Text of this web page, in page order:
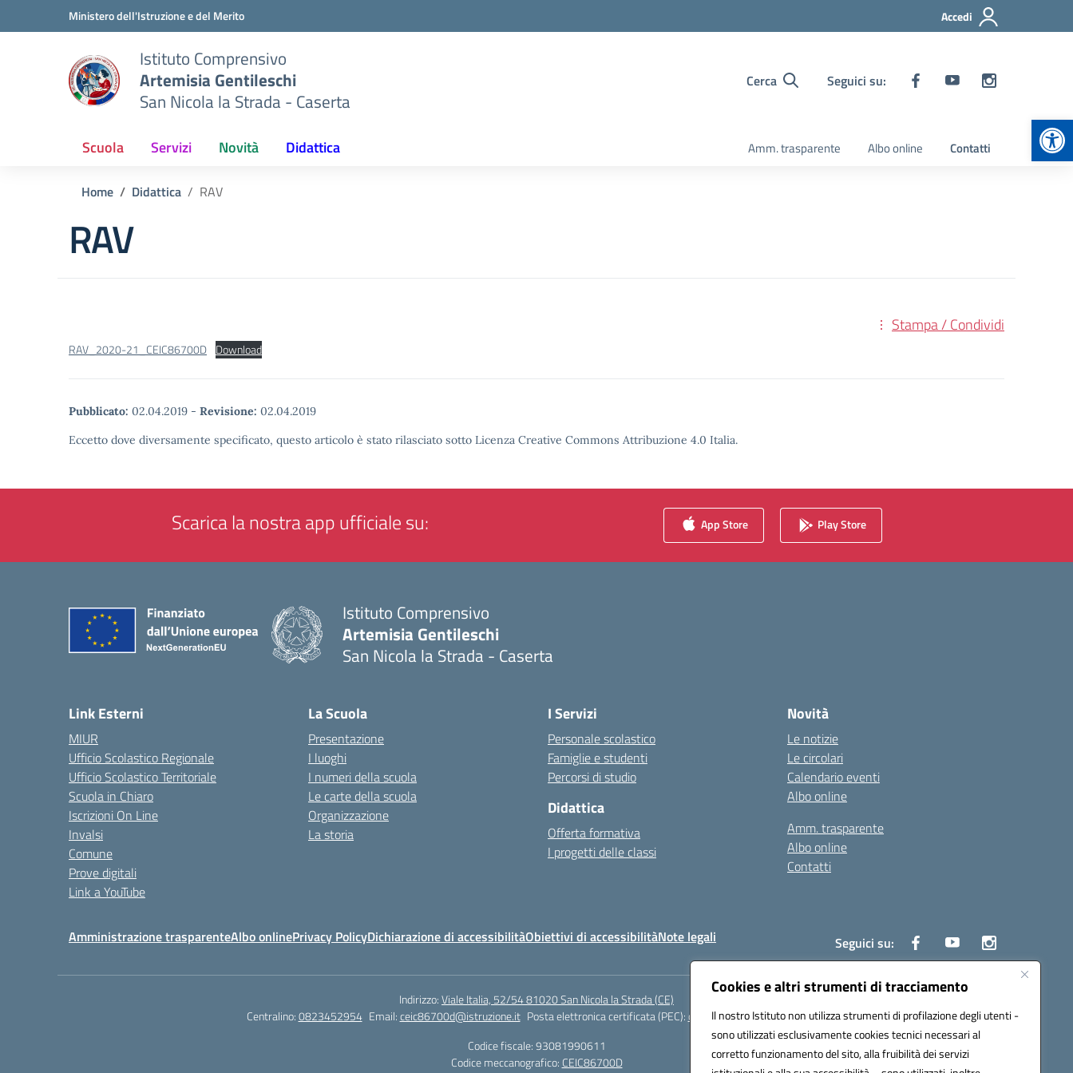
Cookies e altri strumenti di tracciamento
Il nostro Istituto non utilizza strumenti di profilazione degli utenti -
sono utilizzati esclusivamente cookies tecnici necessari al
corretto funzionamento del sito, alla fruibilità dei servizi
Vai ai contenuti
Vai al menu di navigazioneMinistero dell'Istruzione e del Merito Accedi
Istituto Comprensivo
Artemisia Gentileschi
San Nicola la Strada - Caserta
Cerca Seguici su:
Scuola Servizi Novità Didattica Amm. trasparente Albo online Contatti
Home Didattica RAV
RAV
Stampa / Condividi
RAV_2020-21_CEIC86700D Download
Pubblicato: 02.04.2019 - Revisione: 02.04.2019
Eccetto dove diversamente specificato, questo articolo è stato rilasciato sotto Licenza Creative Commons Attribuzione 4.0 Italia.
Scarica la nostra app ufficiale su: App Store Play Store
Istituto Comprensivo
Artemisia Gentileschi
San Nicola la Strada - Caserta
Link Esterni
MIUR
Ufficio Scolastico Regionale
Ufficio Scolastico Territoriale
Scuola in Chiaro
Iscrizioni On Line
Invalsi
Comune
Prove digitali
Link a YouTube
La Scuola
Presentazione
I luoghi
I numeri della scuola
Le carte della scuola
Organizzazione
La storia
I Servizi
Personale scolastico
Famiglie e studenti
Percorsi di studio
Didattica
Offerta formativa
I progetti delle classi
Novità
Le notizie
Le circolari
Calendario eventi
Albo online
Amm. trasparente
Albo online
Contatti
Amministrazione trasparenteAlbo onlinePrivacy PolicyDichiarazione di accessibilitàObiettivi di accessibilitàNote legali Seguici su:
Indirizzo:Viale Italia, 52/54 81020 San Nicola la Strada (CE)
Centralino:0823452954 Email:ceic86700d@istruzione.it Posta elettronica certificata (PEC):ceic86700d@pec.istruzione.it
Codice fiscale: 93081990611
Codice meccanografico: CEIC86700D